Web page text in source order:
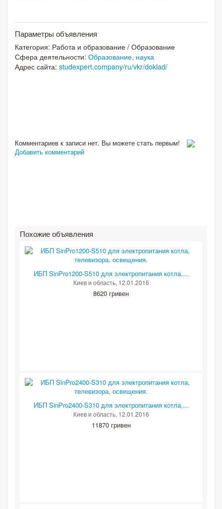
Параметры объявления
Категория: Работа и образование / Образование
Сфера деятельности: Образование, наука
Адрес сайта: studexpert.company/ru/vkr/doklad/
Комментариев к записи нет. Вы можете стать первым!
Добавить комментарий
Похожие объявления
ИБП SinPro1200-S510 для электропитания котла,...
Киев и область, 12.01.2016
8620 гривен
ИБП SinPro2400-S310 для электропитания котла,...
Киев и область, 12.01.2016
11870 гривен